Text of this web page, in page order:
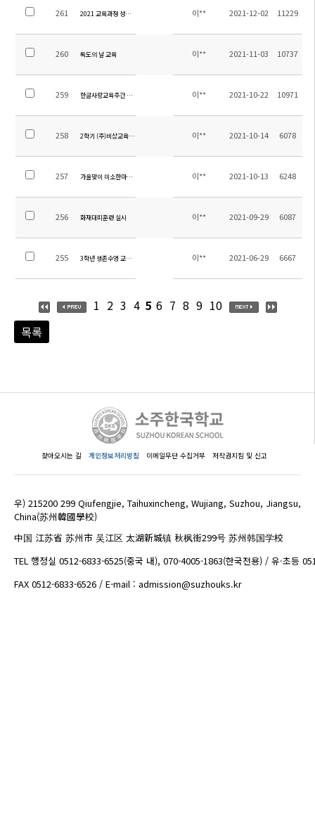
261 2021 교육과정 성과 발표회 이** 2021-12-02 11229
260 독도의 날 교육 이** 2021-11-03 10737
259 한글사랑교육주간 운영 이** 2021-10-22 10971
258 2학기 (주)비상교육 문제집 기부 이** 2021-10-14 6078
257 가을맞이 미소한마당 개최 이** 2021-10-13 6248
256 화재대피훈련 실시 이** 2021-09-29 6087
255 3학년 생존수영 교육 실시 이** 2021-06-29 6667
1 2 3 4 5 6 7 8 9 10
목록
찾아오시는 길 개인정보처리방침 이메일무단 수집거부 저작권지침 및 신고
우) 215200 299 Qiufengjie, Taihuxincheng, Wujiang, Suzhou, Jiangsu,
China(苏州韓國學校)
中国 江苏省 苏州市 吴江区 太湖新城镇 秋枫街299号 苏州韩国学校
TEL 행정실 0512-6833-6525(중국 내), 070-4005-1863(한국전용) / 유·초등
FAX 0512-6833-6526 / E-mail : admission@suzhouks.kr